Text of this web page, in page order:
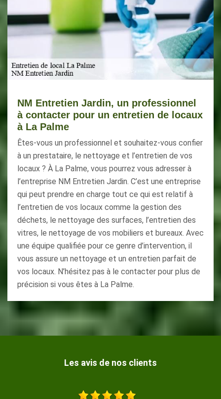
NM Entretien Jardin, un professionnel
à contacter pour un entretien de locaux
à La Palme
Êtes-vous un professionnel et souhaitez-vous confier
à un prestataire, le nettoyage et l’entretien de vos
locaux ? À La Palme, vous pourrez vous adresser à
l’entreprise NM Entretien Jardin. C’est une entreprise
qui peut prendre en charge tout ce qui est relatif à
l’entretien de vos locaux comme la gestion des
déchets, le nettoyage des surfaces, l’entretien des
vitres, le nettoyage de vos mobiliers et bureaux. Avec
une équipe qualifiée pour ce genre d’intervention, il
vous assure un nettoyage et un entretien parfait de
vos locaux. N’hésitez pas à le contacter pour plus de
précision si vous êtes à La Palme.
Les avis de nos clients